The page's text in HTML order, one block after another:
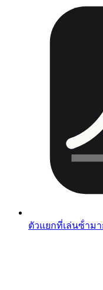
ตัวแยกที่เล่นซ้ําม